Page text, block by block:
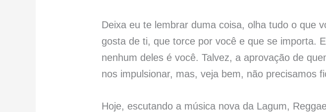
Deixa eu te lembrar duma coisa, olha tudo o que
gosta de ti, que torce por você e que se importa.
nenhum deles é você. Talvez, a aprovação de
nos impulsionar, mas, veja bem, não precisamos
Hoje, escutando a música nova da Lagum,